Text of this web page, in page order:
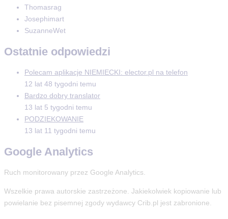
Thomasrag
Josephimart
SuzanneWet
Ostatnie odpowiedzi
Polecam aplikacje NIEMIECKI: elector.pl na telefon
12 lat 48 tygodni temu
Bardzo dobry translator
13 lat 5 tygodni temu
PODZIEKOWANIE
13 lat 11 tygodni temu
Google Analytics
Ruch monitorowany przez Google Analytics.
Wszelkie prawa autorskie zastrzeżone. Jakiekolwiek kopiowanie lub
powielanie bez pisemnej zgody wydawcy Crib.pl jest zabronione.